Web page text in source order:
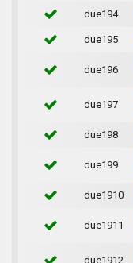
due194
due195
due196
due197
due198
due199
due1910
due1911
due1912